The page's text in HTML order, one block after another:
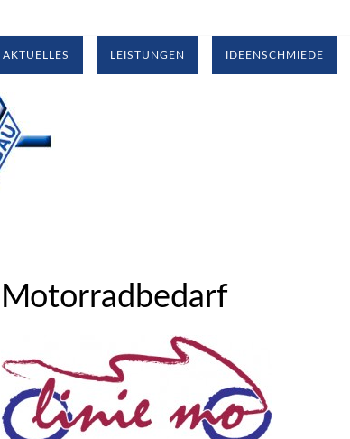
AKTUELLES LEISTUNGEN IDEENSCHMIEDE
Motorradbedarf